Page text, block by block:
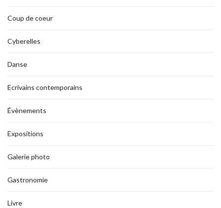
Coup de coeur
Cyberelles
Danse
Ecrivains contemporains
Évènements
Expositions
Galerie photo
Gastronomie
Livre